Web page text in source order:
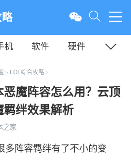
机 软件
硬件
器
> LOL综合攻略>
魔阵容怎么用？云顶
绊效果解析
家
多阵容羁绊有了不小的变